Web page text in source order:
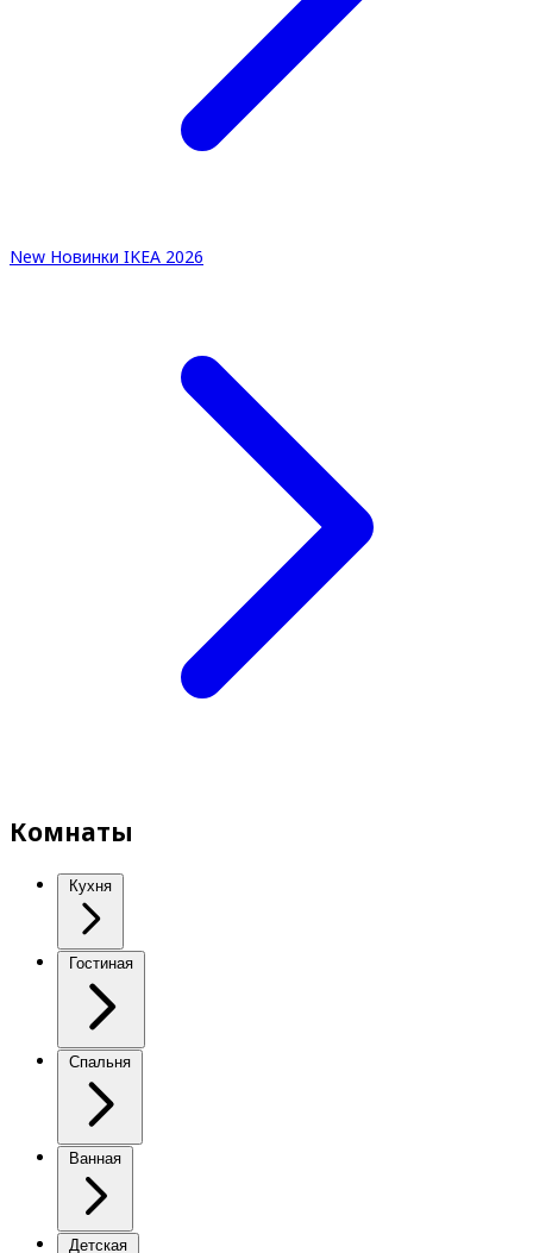
New Новинки IKEA 2026
Комнаты
Кухня
Гостиная
Спальня
Ванная
Детская